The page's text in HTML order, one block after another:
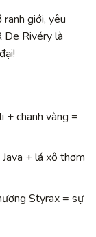
giới, yêu
De Rivéry là
+ chanh vàng =
+ lá xô thơm
Styrax = sự